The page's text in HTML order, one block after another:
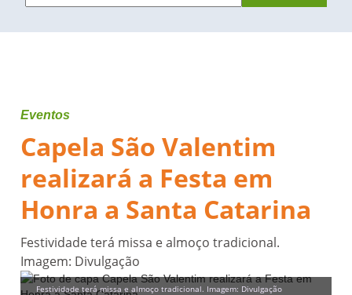
Eventos
Capela São Valentim
realizará a Festa em
Honra a Santa Catarina
Festividade terá missa e almoço tradicional.
Imagem: Divulgação
Festividade terá missa e almoço tradicional. Imagem: Divulgação